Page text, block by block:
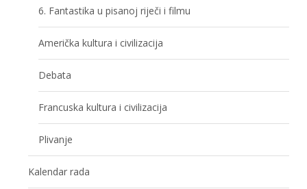
6. Fantastika u pisanoj riječi i filmu
Američka kultura i civilizacija
Debata
Francuska kultura i civilizacija
Plivanje
Kalendar rada